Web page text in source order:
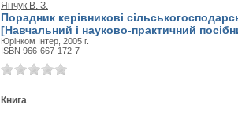
Янчук В. З.
Порадник керівникові
[Навчальний і науково-практичний
Юрінком Інтер, 2005 г.
ISBN 966-667-172-7
Книга